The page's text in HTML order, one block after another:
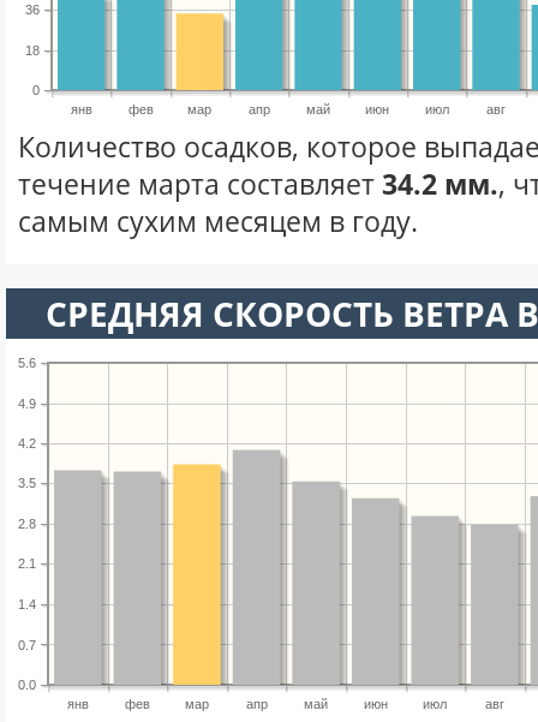
янв фев мар апр май июн июл авг
0
18
36
Количество осадков, которое
течение марта составляет34.2 мм.,
самым сухим месяцем в году.
СРЕДНЯЯ СКОРОСТЬ ВЕТРА
янв фев мар апр май июн июл авг
0.0
0.7
1.4
2.1
2.8
3.5
4.2
4.9
5.6